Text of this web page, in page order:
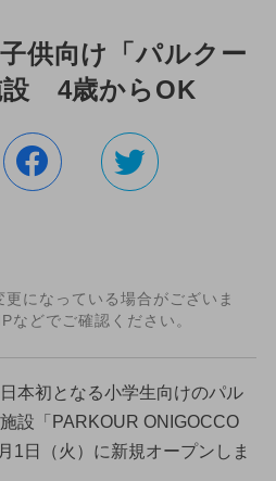
供向け「パルクー
設 4歳からOK
になっている場合がございま
などでご確認ください。
本初となる小学生向けのパル
設「PARKOUR ONIGOCCO
1日（火）に新規オープンしま